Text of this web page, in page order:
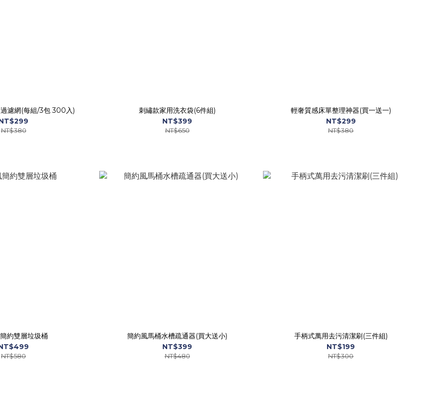
濾網(每組/3包 300入)
NT$380
刺繡款家用洗衣袋(6件組)
NT$399
NT$650
輕奢質感床單整理神器(買一送一)
NT$299
NT$380
約雙層垃圾桶
NT$580
簡約風馬桶水槽疏通器(買大送小)
NT$399
NT$480
手柄式萬用去污清潔刷(三件組)
NT$199
NT$300